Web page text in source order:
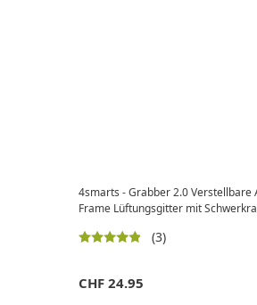
4smarts - Grabber 2.0 Verstellbare
Frame Lüftungsgitter mit
(3)
CHF 24.95